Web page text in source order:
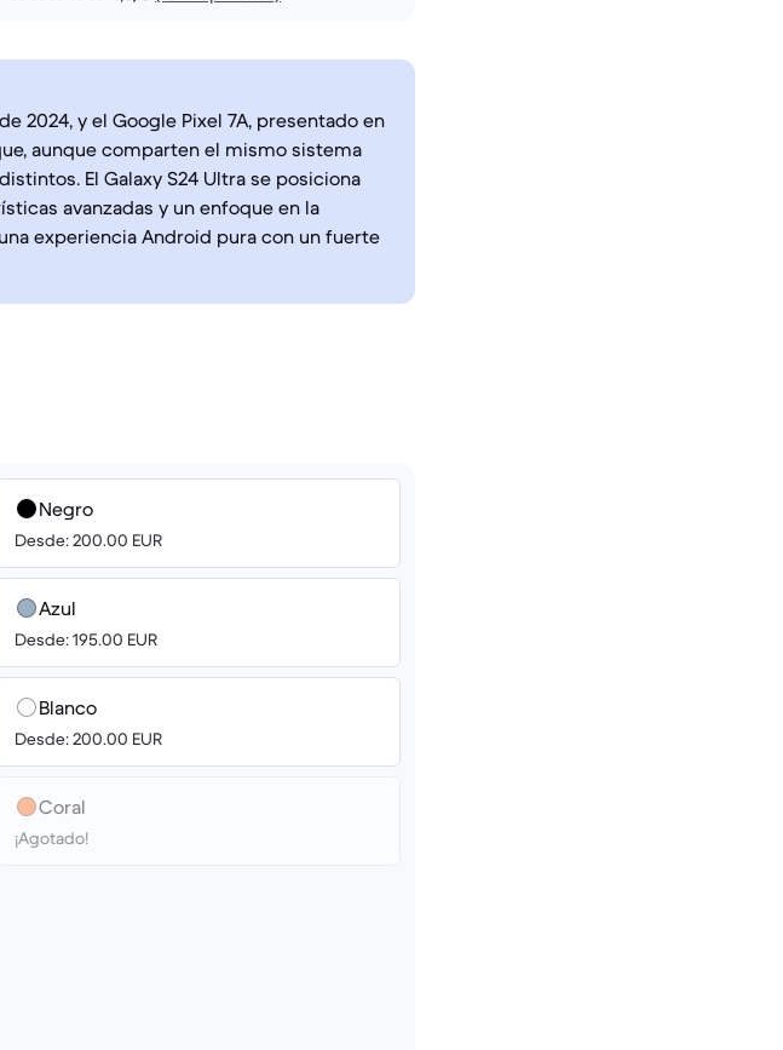
2024, y el Google Pixel 7A, presentado en
aunque comparten el mismo sistema
El Galaxy S24 Ultra se posiciona
avanzadas y un enfoque en la
experiencia Android pura con un fuerte
Negro
Desde: 200.00 EUR
Azul
Desde: 195.00 EUR
Blanco
Desde: 200.00 EUR
Coral
¡Agotado!